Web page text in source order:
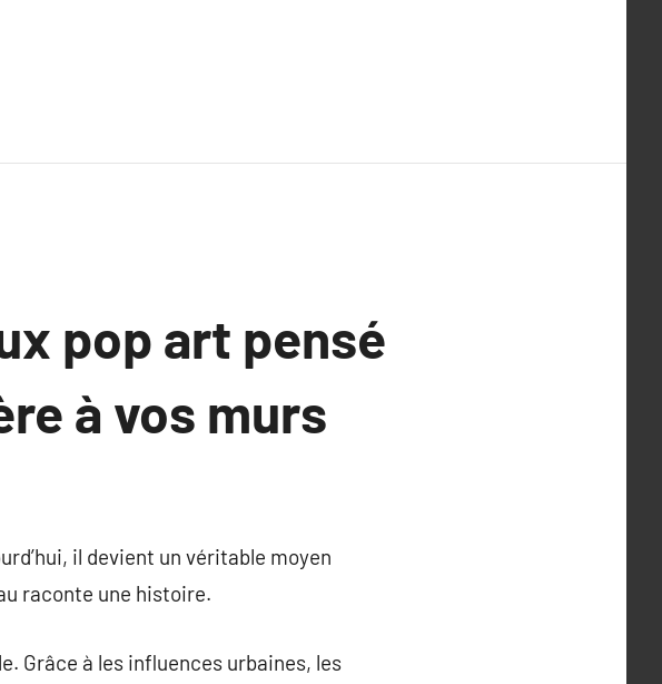
pop art pensé
à vos murs
il devient un véritable moyen
raconte une histoire.
Grâce à les influences urbaines, les